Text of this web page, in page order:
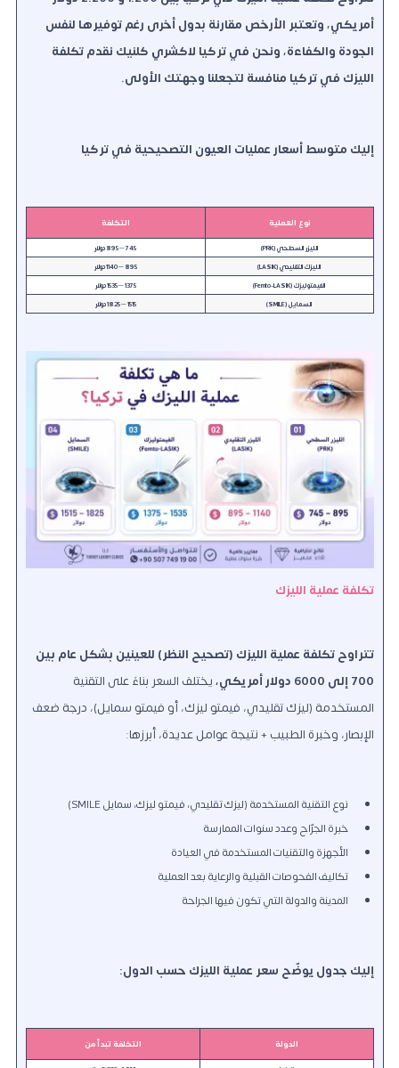
أمريكي،وتعتبر الأرخص مقارنة بدول أخرى رغم توفيرها لنفس
الجودة والكفاءة،ونحن في تركيا لاكشري كلنيك نقدم تكلفة
الليزك في تركيا منافسة لتجعلنا وجهتك الأولى.
إليك متوسط أسعار عمليات العيون التصحيحية في تركيا
نوع العملية التكلفة
الليزر السطحي (PRK)
745 – 895 دولار
الليزك التقليدي (LASIK)
895 – 1140 دولار
الفيمتو ليزك (Femto-LASIK)
1375 – 1535 دولار
السمايل (SMILE)
1515 – 1825 دولار
تكلفة عملية الليزك
تتراوح تكلفة عملية الليزك (تصحيح النظر) للعينين بشكل عام بين
700 إلى 6000 دولار أمريكي،
يختلف السعر بناءً على التقنية
المستخدمة (ليزك تقليدي، فيمتو ليزك، أو فيمتو سمايل)، درجة ضعف
الإبصار، وخبرة الطبيب +نتيجة عوامل عديدة، أبرزها:
نوع التقنية المستخدمة (ليزك تقليدي، فيمتو ليزك، سمايل SMILE)
خبرة الجرّاح وعدد سنوات الممارسة
الأجهزة والتقنيات المستخدمة في العيادة
تكاليف الفحوصات القبلية والرعاية بعد العملية
المدينة والدولة التي تكون فيها الجراحة
إليك جدول يوضّح سعر عملية الليزك حسب الدول:
الدولة التكلفة تبدأ من